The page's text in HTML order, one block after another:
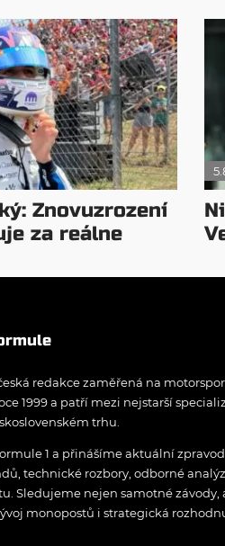
Znovuzrození
za reálne
redakce zaměřená na
1999 a patří mezi nejstarší
trhu.
1 a přinášíme aktuální
technické rozbory, odborné
Sledujeme nejen samotné závody,
monopostů i strategická